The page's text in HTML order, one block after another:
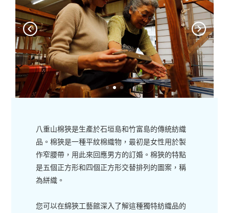
八重山棉狹是生產於石垣島和竹富島的傳統紡織
品。棉狹是一種平紋棉織物，最初是女性用於製
作窄腰帶，用此來回應男方的訂婚。棉狹的特點
是五個正方形和四個正方形交替排列的圖案，稱
為絣織。
您可以在綿狹工藝館深入了解這種獨特紡織品的